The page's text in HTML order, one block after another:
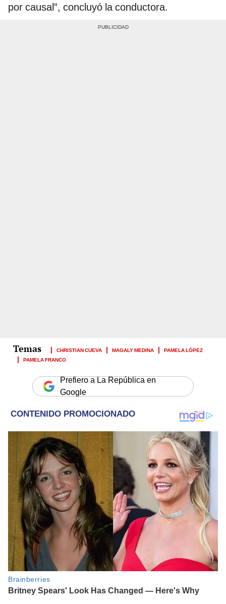
por causal”, concluyó la conductora.
CHRISTIAN CUEVA MAGALY MEDINA
PAMELA LÓPEZ
PAMELA FRANCO
Prefiero a La República en
Google